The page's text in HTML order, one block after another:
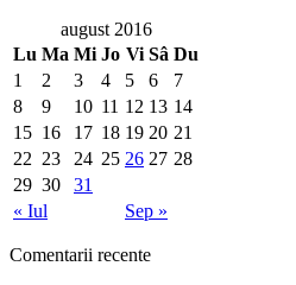
august 2016
Lu Ma Mi Jo Vi Sâ Du
« Iul Sep »
1 2 3 4 5 6
7
8
9 10 11 12 13 14
15 16 17 18 19 20 21
22 23 24 25 26 27 28
29 30 31
Comentarii recente